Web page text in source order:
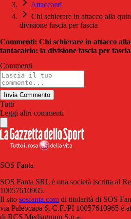
Attaccanti
Chi schierare in attacco alla
divisione fascia per fascia
Commenti: Chi schierare in attacco
fantacalcio: la divisione fascia per fascia
Commenti
Invia Commento
Tutti
Leggi altri commenti
SOS Fanta
SOS Fanta SRL è una società iscritta al
10057610965.
Il sito sosfanta.com di titolarità di SOS
via Paleocapa 6, C.F./PI 10057610965 è
di RCS Mediagroup S.p.a..